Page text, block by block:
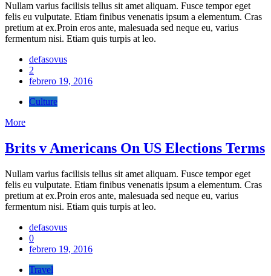
Nullam varius facilisis tellus sit amet aliquam. Fusce tempor eget
felis eu vulputate. Etiam finibus venenatis ipsum a elementum. Cras
pretium at ex.Proin eros ante, malesuada sed neque eu, varius
fermentum nisi. Etiam quis turpis at leo.
defasovus
2
febrero 19, 2016
Culture
More
Brits v Americans On US Elections Terms
Nullam varius facilisis tellus sit amet aliquam. Fusce tempor eget
felis eu vulputate. Etiam finibus venenatis ipsum a elementum. Cras
pretium at ex.Proin eros ante, malesuada sed neque eu, varius
fermentum nisi. Etiam quis turpis at leo.
defasovus
0
febrero 19, 2016
Travel